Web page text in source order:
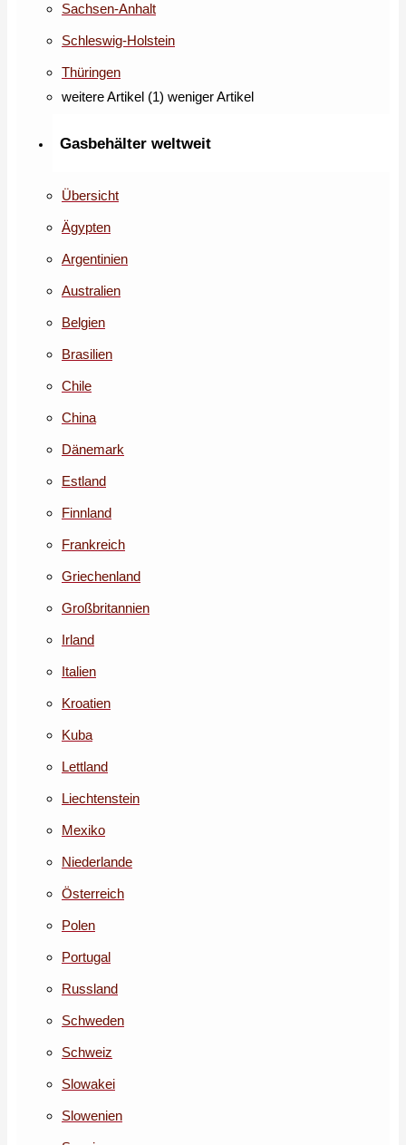
Sachsen-Anhalt
Schleswig-Holstein
Thüringen
weitere Artikel (1) weniger Artikel
Gasbehälter weltweit
Übersicht
Ägypten
Argentinien
Australien
Belgien
Brasilien
Chile
China
Dänemark
Estland
Finnland
Frankreich
Griechenland
Großbritannien
Irland
Italien
Kroatien
Kuba
Lettland
Liechtenstein
Mexiko
Niederlande
Österreich
Polen
Portugal
Russland
Schweden
Schweiz
Slowakei
Slowenien